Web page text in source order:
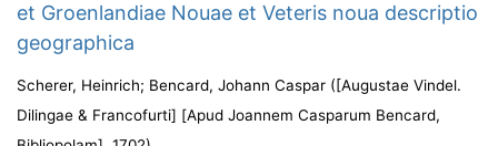
et Groenlandiae Nouae et Veteris noua descriptio
geographica
Scherer, Heinrich; Bencard, Johann Caspar ([Augustae Vindel.
Dilingae & Francofurti] [Apud Joannem Casparum Bencard,